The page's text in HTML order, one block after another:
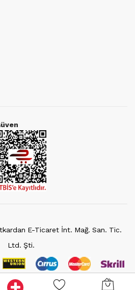
E-Ticaret İnt. Mağ. San. Tic.
Ltd. Şti.